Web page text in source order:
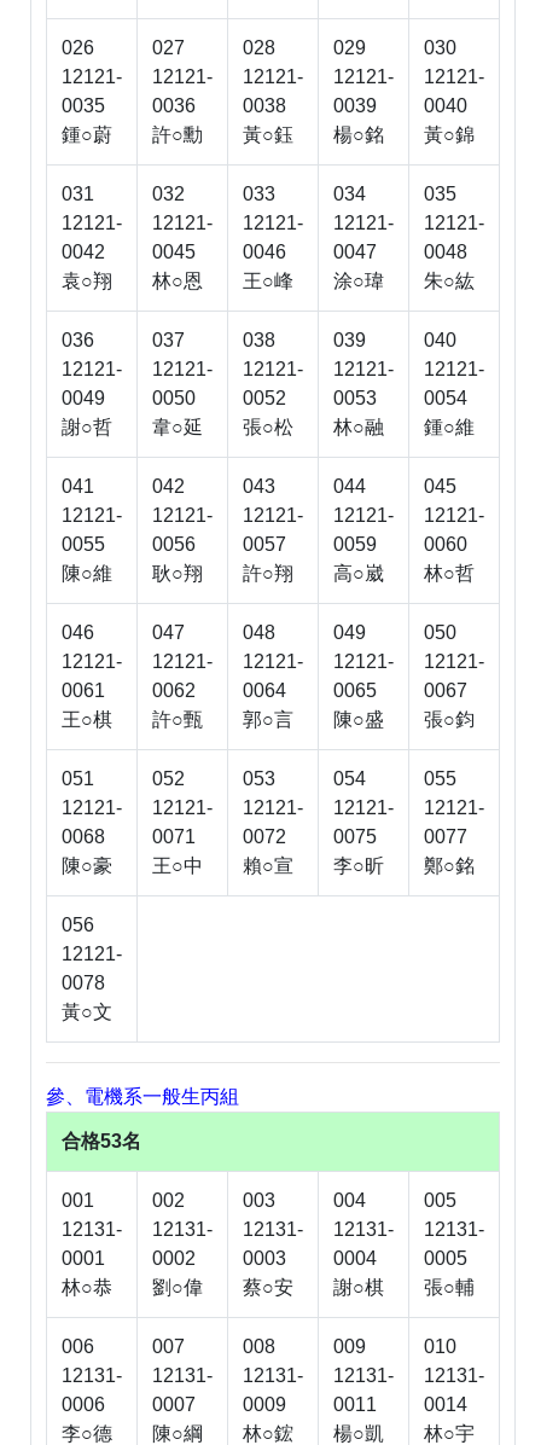
026
12121-
0035
鍾○蔚
027
12121-
0036
許○勳
028
12121-
0038
黃○鈺
029
12121-
0039
楊○銘
030
12121-
0040
黃○錦
031
12121-
0042
袁○翔
032
12121-
0045
林○恩
033
12121-
0046
王○峰
034
12121-
0047
涂○瑋
035
12121-
0048
朱○紘
036
12121-
0049
謝○哲
037
12121-
0050
韋○延
038
12121-
0052
張○松
039
12121-
0053
林○融
040
12121-
0054
鍾○維
041
12121-
0055
陳○維
042
12121-
0056
耿○翔
043
12121-
0057
許○翔
044
12121-
0059
高○崴
045
12121-
0060
林○哲
046
12121-
0061
王○棋
047
12121-
0062
許○甄
048
12121-
0064
郭○言
049
12121-
0065
陳○盛
050
12121-
0067
張○鈞
051
12121-
0068
陳○豪
052
12121-
0071
王○中
053
12121-
0072
賴○宣
054
12121-
0075
李○昕
055
12121-
0077
鄭○銘
056
12121-
0078
黃○文
參、電機系一般生丙組
合格53名
001
12131-
0001
林○恭
002
12131-
0002
劉○偉
003
12131-
0003
蔡○安
004
12131-
0004
謝○棋
005
12131-
0005
張○輔
006
12131-
0006
李○德
007
12131-
0007
陳○綱
008
12131-
0009
林○鋐
009
12131-
0011
楊○凱
010
12131-
0014
林○宇